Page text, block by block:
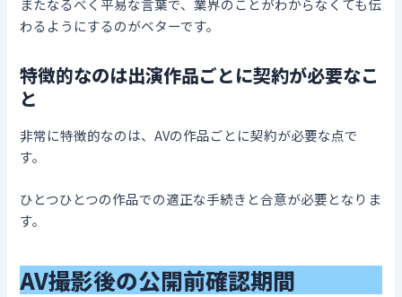
またなるべく平易な言葉で、業界のことがわからなくても伝
わるようにするのがベターです。
特徴的なのは出演作品ごとに契約が必要なこ
と
非常に特徴的なのは、AVの作品ごとに契約が必要な点で
す。
ひとつひとつの作品での適正な手続きと合意が必要となりま
す。
AV撮影後の公開前確認期間